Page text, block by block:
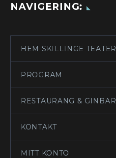
NAVIGERING:
HEM SKILLINGE TEATER
PROGRAM
RESTAURANG & GINBAR
KONTAKT
MITT KONTO